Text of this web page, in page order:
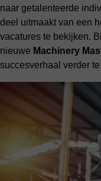
naar getalenteerde
deel uitmaakt van een
vacatures te bekijken.
nieuwe Machinery
succesverhaal verder